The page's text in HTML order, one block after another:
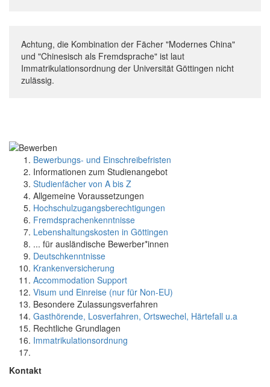
Achtung, die Kombination der Fächer "Modernes China"
und "Chinesisch als Fremdsprache" ist laut
Immatrikulationsordnung der Universität Göttingen nicht
zulässig.
Bewerbungs- und Einschreibefristen
Informationen zum Studienangebot
Studienfächer von A bis Z
Allgemeine Voraussetzungen
Hochschulzugangsberechtigungen
Fremdsprachenkenntnisse
Lebenshaltungskosten in Göttingen
... für ausländische Bewerber*innen
Deutschkenntnisse
Krankenversicherung
Accommodation Support
Visum und Einreise (nur für Non-EU)
Besondere Zulassungsverfahren
Gasthörende, Losverfahren, Ortswechel, Härtefall u.a
Rechtliche Grundlagen
Immatrikulationsordnung
Kontakt